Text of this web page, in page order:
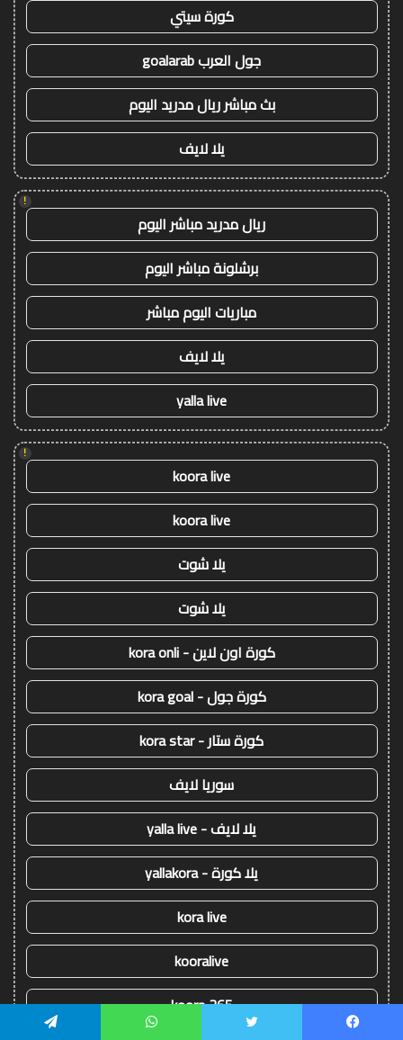
كورة سيتي
جول العرب goalarab
بث مباشر ريال مدريد اليوم
يلا لايف
!
ريال مدريد مباشر اليوم
برشلونة مباشر اليوم
مباريات اليوم مباشر
يلا لايف
yalla live
!
koora live
koora live
يلا شوت
يلا شوت
كورة اون لاين - kora onli
كورة جول - kora goal
كورة ستار - kora star
سوريا لايف
يلا لايف - yalla live
يلا كورة - yallakora
kora live
kooralive
koora 365